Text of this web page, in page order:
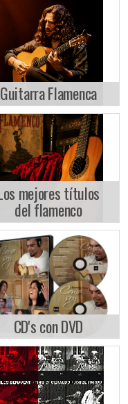
Guitarra Flamenca
mejores títulos
del flamenco
CD's con DVD